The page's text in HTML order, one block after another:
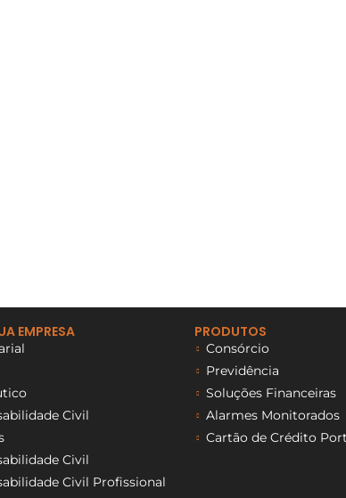
EMPRESA
Civil
Civil
Civil Profissional
PRODUTOS
Consórcio
Previdência
Soluções Financeiras
Alarmes Monitorados
Cartão de Crédito